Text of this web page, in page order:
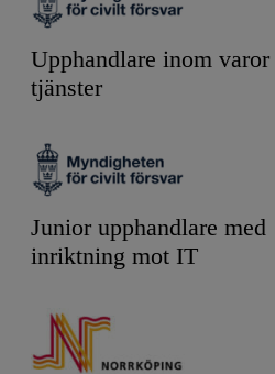
Upphandlare inom varor
tjänster
Junior upphandlare med
inriktning mot IT